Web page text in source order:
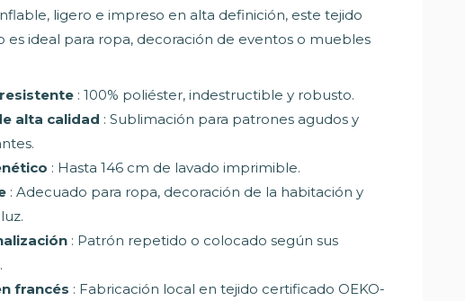
ligero e impreso en alta definición, este tejido
es ideal para ropa, decoración de eventos o muebles
: 100% poliéster, indestructible y robusto.
alta calidad : Sublimación para patrones agudos y
: Hasta 146 cm de lavado imprimible.
: Adecuado para ropa, decoración de la habitación y
: Patrón repetido o colocado según sus
francés : Fabricación local en tejido certificado OEKO-